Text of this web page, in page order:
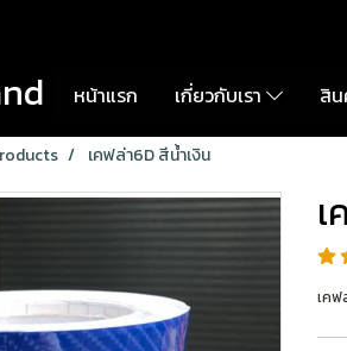
หน้าแรก เกี่ยวกับเรา สิน
เคฟล่า6D สีน้ำเงิน
เคฟ